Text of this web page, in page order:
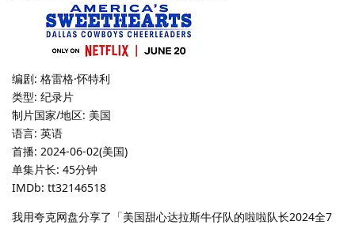
编剧: 格雷格·怀特利
类型: 纪录片
制片国家/地区: 美国
语言: 英语
首播: 2024-06-02(美国)
单集片长: 45分钟
IMDb: tt32146518
我用夸克网盘分享了「美国甜心达拉斯牛仔队的啦啦队长2024全7